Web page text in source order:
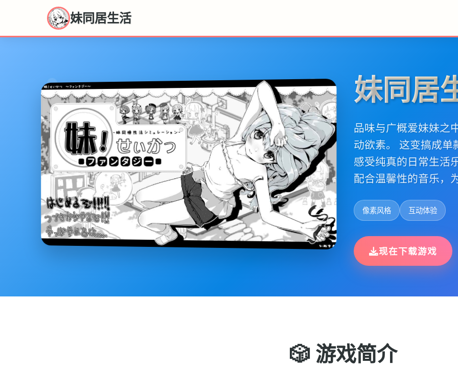
妹同居生活
妹同居
品味与广概爱妹妹之
动欲素。 这变搞成
感受纯真的日常生活
配合温馨性的音乐，
像素风格 互动体验
现在下载游戏
🎲 游戏简介